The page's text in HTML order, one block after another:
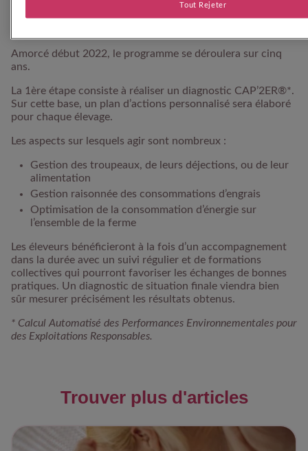
Un programme sur 5 ans
Amorcé début 2022, le programme se déroulera sur cinq
ans.
La 1ère étape consiste à réaliser un diagnostic CAP’2ER®*.
Sur cette base, un plan d’actions personnalisé sera élaboré
pour chaque élevage.
Les aspects sur lesquels agir sont nombreux :
Gestion des troupeaux, de leurs déjections, ou de leur
alimentation
Gestion raisonnée des consommations d’engrais
Optimisation de la consommation d’énergie sur
l’ensemble de la ferme
Les éleveurs bénéficieront à la fois d’un accompagnement
dans la durée avec un suivi régulier et de formations
collectives qui pourront favoriser les échanges de bonnes
pratiques. Un diagnostic de situation finale viendra bien
sûr mesurer précisément les résultats obtenus.
* Calcul Automatisé des Performances Environnementales pour
des Exploitations Responsables.
Trouver plus d'articles
Tout Rejeter